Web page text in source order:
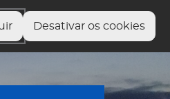
Desativar os cookies
Preciso de Ajuda